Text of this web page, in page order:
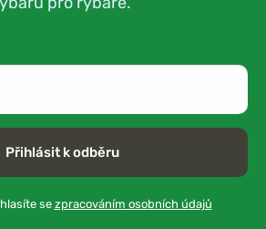
Přihlásit k odběru
se zpracováním osobních údajů